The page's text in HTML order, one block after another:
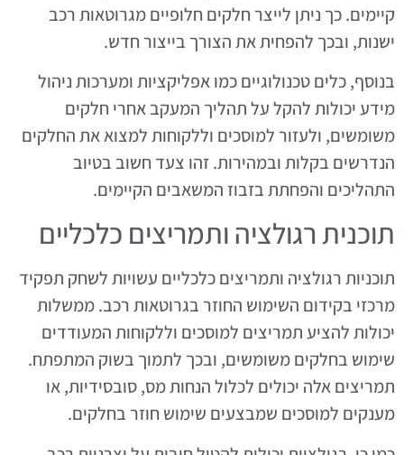
קיימים. כך ניתן לייצר חלקים חלופיים מגרוטאות רכב
ישנות, ובכך להפחית את הצורך בייצור חדש.
בנוסף, כלים טכנולוגיים כמו אפליקציות ומערכות ניהול
מידע יכולות להקל על תהליך המעקב אחרי חלקים
משומשים, ולעזור למוסכים וללקוחות למצוא את החלקים
הנדרשים בקלות ובמהירות. זהו צעד חשוב בטיוב
התהליכים והפחתת בזבוז המשאבים הקיימים.
תוכנית רגולציה ותמריצים כלכליים
תוכניות רגולציה ותמריצים כלכליים עשויות לשחק תפקיד
מרכזי בקידום השימוש החוזר בגרוטאות רכב. ממשלות
יכולות להציע תמריצים למוסכים וללקוחות המעודדים
שימוש בחלקים משומשים, ובכך לתמוך בשוק המתפתח.
תמריצים אלה יכולים לכלול הנחות מס, סובסידיות, או
מענקים למוסכים שמבצעים שימוש חוזר בחלקים.